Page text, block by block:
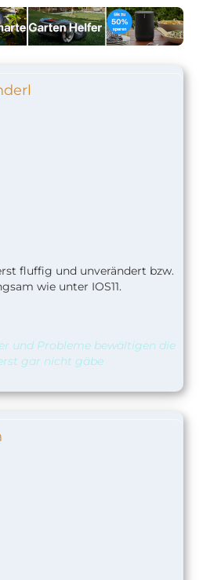
fluffig und unverändert bzw.
wie unter IOS11.
und Probleme bewältigen die
gar nicht gäbe